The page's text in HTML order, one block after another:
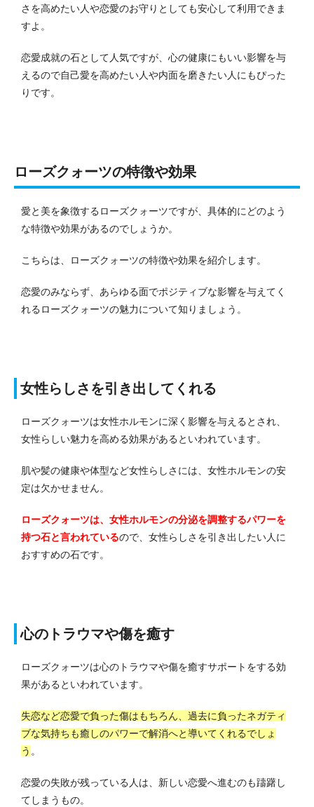
さを高めたい人や恋愛のお守りとしても安心して利用できま
すよ。
恋愛成就の石として人気ですが、心の健康にもいい影響を与
えるので自己愛を高めたい人や内面を磨きたい人にもぴった
りです。
ローズクォーツの特徴や効果
愛と美を象徴するローズクォーツですが、具体的にどのよう
な特徴や効果があるのでしょうか。
こちらは、ローズクォーツの特徴や効果を紹介します。
恋愛のみならず、あらゆる面でポジティブな影響を与えてく
れるローズクォーツの魅力について知りましょう。
女性らしさを引き出してくれる
ローズクォーツは女性ホルモンに深く影響を与えるとされ、
女性らしい魅力を高める効果があるといわれています。
肌や髪の健康や体型など女性らしさには、女性ホルモンの安
定は欠かせません。
ローズクォーツは、女性ホルモンの分泌を調整するパワーを
持つ石と言われているので、女性らしさを引き出したい人に
おすすめの石です。
心のトラウマや傷を癒す
ローズクォーツは心のトラウマや傷を癒すサポートをする効
果があるといわれています。
失恋など恋愛で負った傷はもちろん、過去に負ったネガティ
ブな気持ちも癒しのパワーで解消へと導いてくれるでしょ
う 。
恋愛の失敗が残っている人は、新しい恋愛へ進むのも躊躇し
てしまうもの。